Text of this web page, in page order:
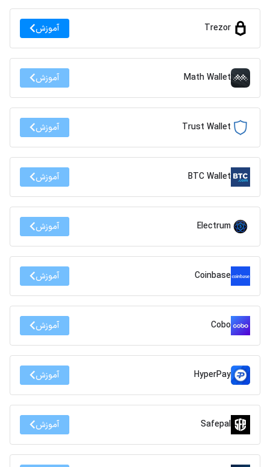
Trezor آموزش
Math Wallet آموزش
Trust Wallet آموزش
BTC Wallet آموزش
Electrum آموزش
Coinbase آموزش
Cobo آموزش
HyperPay آموزش
Safepal آموزش